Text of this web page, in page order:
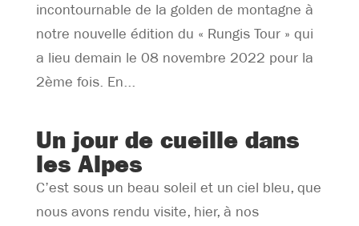
incontournable de la golden de montagne à
notre nouvelle édition du « Rungis Tour » qui
a lieu demain le 08 novembre 2022 pour la
2ème fois. En...
Un jour de cueille dans
les Alpes
C’est sous un beau soleil et un ciel bleu, que
nous avons rendu visite, hier, à nos